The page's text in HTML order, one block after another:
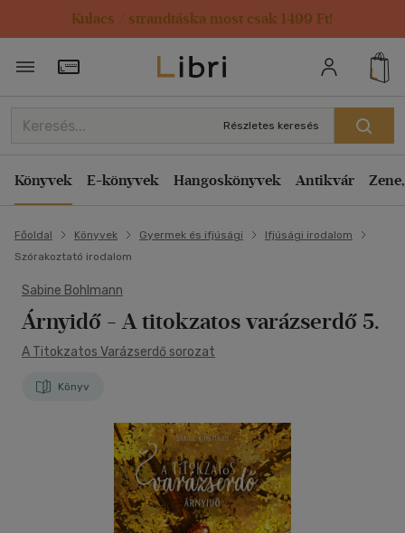
Kulacs / strandtáska most csak 1499 Ft!
Törzsvásárlói Kártya adatai
Részletes keresés
Könyvek E-könyvek Hangoskönyvek Antikvár
Főoldal Könyvek Gyermek és ifjúsági
Ifjúsági irodalom
Szórakoztató irodalom
Sabine Bohlmann
Árnyidő - A titokzatos varázserdő 5.
A Titokzatos Varázserdő sorozat
Könyv